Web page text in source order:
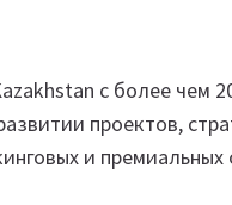
с более чем
проектов,
и